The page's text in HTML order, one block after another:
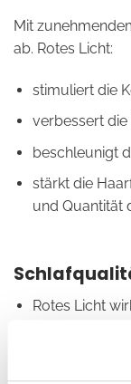
Mit
ab. Rotes Licht:
stimuliert die
verbessert
beschleunigt
stärkt die
und Quantität
Rotes Licht
Es steigert